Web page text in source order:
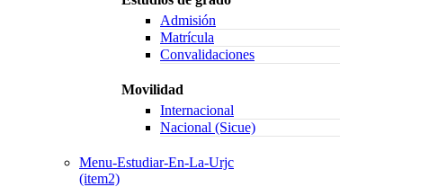
Admisión
Matrícula
Convalidaciones
Movilidad
Internacional
Nacional (Sicue)
Menu-Estudiar-En-La-Urjc
(item2)